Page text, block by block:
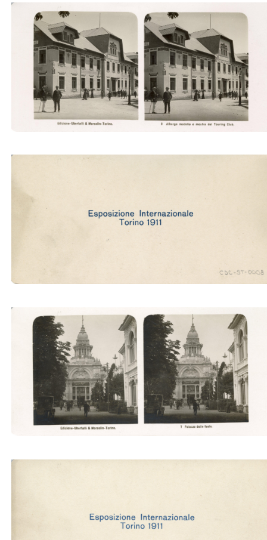
Albergo modello e mostra del Toruing Club
(Ubertalli)
Albergo modello e mostra del Toruing Club
(Ubertalli)
Palazzo delle feste (Ubertalli)